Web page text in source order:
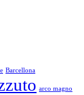
Barcellona
arco magno